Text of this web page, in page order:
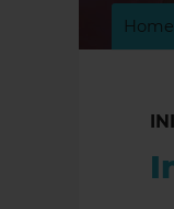
Home